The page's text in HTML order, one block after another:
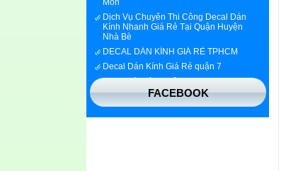
Kính Nhanh Giá Rẻ Tại Quận Huyện
Nhà Bè
Decal dán kính bắc ninh
In decal dán kính trang trí
FACEBOOK